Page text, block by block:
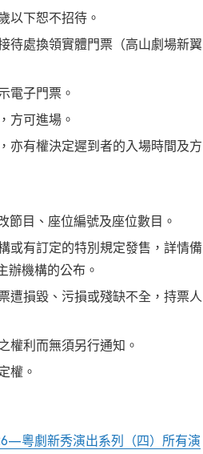
以下恕不招待。
待處換領實體門票（高山劇場新翼
電子門票。
方可進場。
亦有權決定遲到者的入場時間及方
節目、座位編號及座位數目。
或有訂定的特別規定發售，詳情備
辦機構的公布。
遭損毀、污損或殘缺不全，持票人
權利而無須另行通知。
權。
粵劇新秀演出系列（四）所有演